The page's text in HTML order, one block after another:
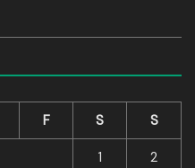
F S S
1 2